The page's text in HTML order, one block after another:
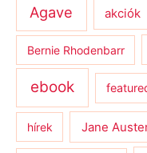
Agave akciók
Bernie Rhodenbarr
ebook
hírek Jane